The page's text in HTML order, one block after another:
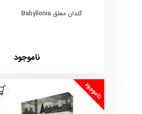
گلدان معلق Babyllonia
ناموجود
ناموجود